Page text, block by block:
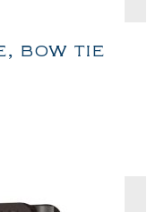
BOW TIE